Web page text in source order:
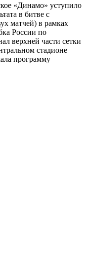
«Динамо» уступило
в битве с
матчей) в рамках
России по
верхней части сетки
стадионе
программу